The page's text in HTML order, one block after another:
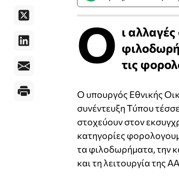
Ο ι
τις
Ο υπουργός Εθνικής
συνέντευξη Τύπου
στοχεύουν στον
κατηγορίες
τα φιλοδωρήματα, την
και τη λειτουργία της